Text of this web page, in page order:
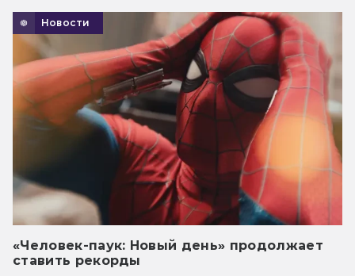
Новости
«Человек-паук: Новый день» продолжает
ставить рекорды